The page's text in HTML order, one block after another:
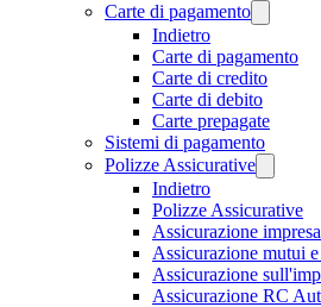
Carte di pagamento
Indietro
Carte di pagamento
Carte di credito
Carte di debito
Carte prepagate
Sistemi di pagamento
Polizze Assicurative
Indietro
Polizze Assicurative
Assicurazione impresa
Assicurazione mutui
Assicurazione
Assicurazione RC